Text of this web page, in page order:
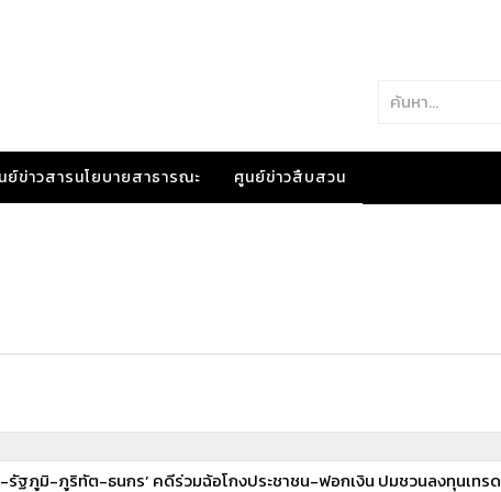
ย์ข่าวสารนโยบายสาธารณะ ศูนย์ข่าวสืบสวน
-รัฐภูมิ-ภูริทัต-ธนกร’ คดีร่วมฉ้อโกงประชาชน-ฟอกเงิน ปมชวนลงทุนเทรด